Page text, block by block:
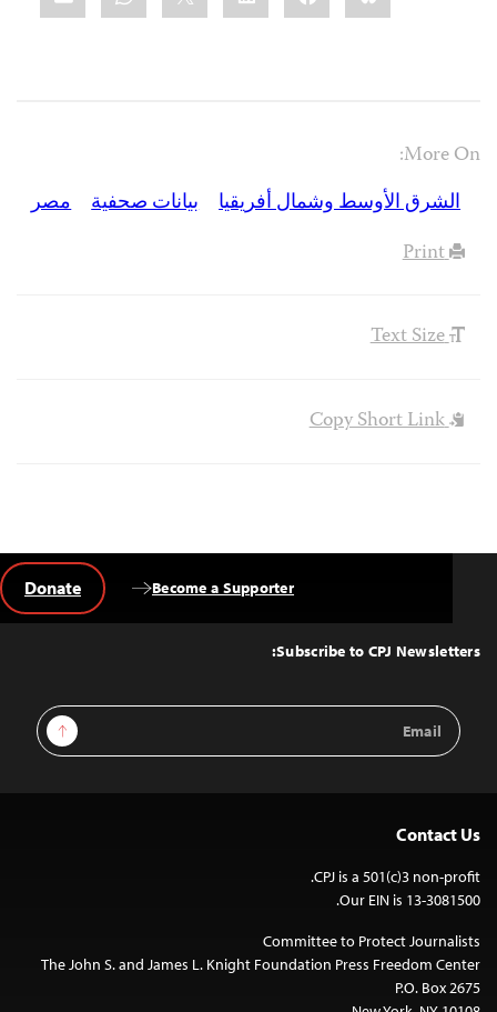
More On:
الشرق الأوسط وشمال أفريقيا
بيانات صحفية
مصر
Print
Text Size
Copy Short Link
Top
Subscribe to CPJ Newsletters:
Email
Address
Sign Up
Become a Supporter
Donate
Contact Us
CPJ is a 501(c)3 non-profit.
Our EIN is 13-3081500.
Committee to Protect Journalists
The John S. and James L. Knight Foundation Press Freedom Center
P.O. Box 2675